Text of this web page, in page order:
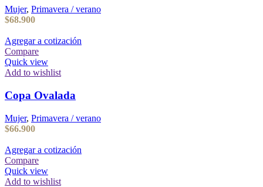
Mujer, Primavera / verano
$68.900
Agregar a cotización
Compare
Quick view
Add to wishlist
Copa Ovalada
Mujer, Primavera / verano
$66.900
Agregar a cotización
Compare
Quick view
Add to wishlist